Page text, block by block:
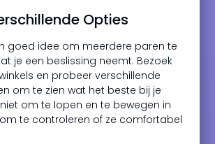
Opties
goed idee om meerdere paren te
je een beslissing neemt. Bezoek
en probeer verschillende
om te zien wat het beste bij je
om te lopen en te bewegen in
te controleren of ze comfortabel